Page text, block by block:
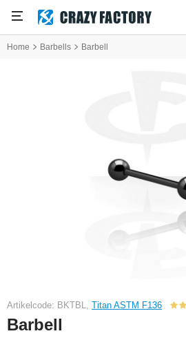
Home Barbells Barbell
Artikelcode: BKTBL, Titan ASTM F136
Barbell